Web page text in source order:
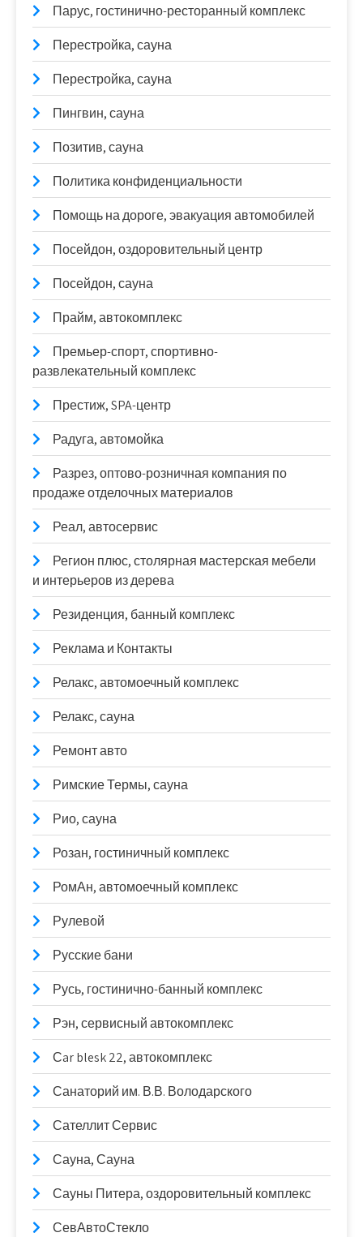
Парус, гостинично-ресторанный комплекс
Перестройка, сауна
Перестройка, сауна
Пингвин, сауна
Позитив, сауна
Политика конфиденциальности
Помощь на дороге, эвакуация автомобилей
Посейдон, оздоровительный центр
Посейдон, сауна
Прайм, автокомплекс
Премьер-спорт, спортивно-
развлекательный комплекс
Престиж, SPA-центр
Радуга, автомойка
Разрез, оптово-розничная компания по
продаже отделочных материалов
Реал, автосервис
Регион плюс, столярная мастерская мебели
и интерьеров из дерева
Резиденция, банный комплекс
Реклама и Контакты
Релакс, автомоечный комплекс
Релакс, сауна
Ремонт авто
Римские Термы, сауна
Рио, сауна
Розан, гостиничный комплекс
РомАн, автомоечный комплекс
Рулевой
Русские бани
Русь, гостинично-банный комплекс
Рэн, сервисный автокомплекс
Сar blesk 22, автокомплекс
Санаторий им. В.В. Володарского
Сателлит Сервис
Сауна, Сауна
Сауны Питера, оздоровительный комплекс
СевАвтоСтекло